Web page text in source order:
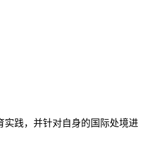
践，并针对自身的国际处境进